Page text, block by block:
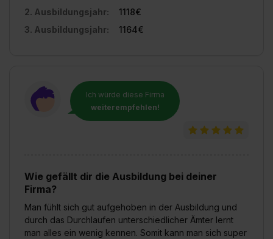
2. Ausbildungsjahr:
1118€
3. Ausbildungsjahr:
1164€
Ich würde diese Firma
weiterempfehlen!
Wie gefällt dir die Ausbildung bei deiner
Firma?
Man fühlt sich gut aufgehoben in der Ausbildung und
durch das Durchlaufen unterschiedlicher Ämter lernt
man alles ein wenig kennen. Somit kann man sich super